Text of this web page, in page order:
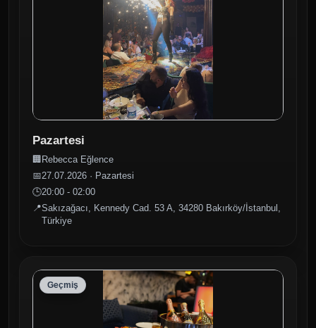
Pazartesi
🏢 Rebecca Eğlence
📅27.07.2026 · Pazartesi
🕒20:00 - 02:00
📍Sakızağacı, Kennedy Cad. 53 A, 34280 Bakırköy/İstanbul,
Türkiye
Geçmiş